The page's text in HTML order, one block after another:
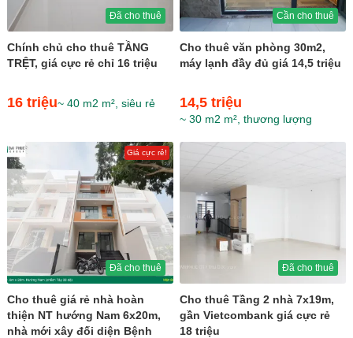
Đã cho thuê
Chính chủ cho thuê TẦNG
TRỆT, giá cực rẻ chỉ 16 triệu
16 triệu~ 40 m2 m², siêu rẻ
Cần cho thuê
Cho thuê văn phòng 30m2,
máy lạnh đầy đủ giá 14,5 triệu
14,5 triệu
~ 30 m2 m², thương lượng
Giá cực rẻ!
Đã cho thuê
Cho thuê giá rẻ nhà hoàn
thiện NT hướng Nam 6x20m,
nhà mới xây đối diện Bệnh
Đã cho thuê
Cho thuê Tầng 2 nhà 7x19m,
gần Vietcombank giá cực rẻ
18 triệu